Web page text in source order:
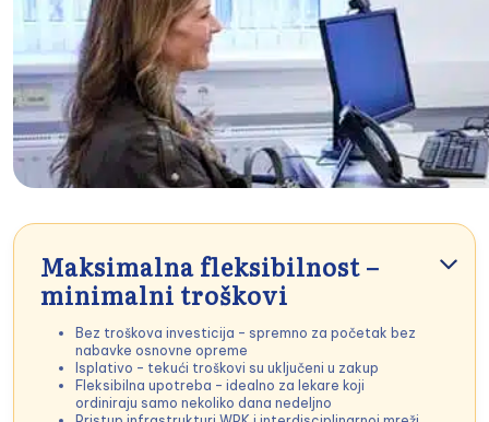
Maksimalna fleksibilnost –
minimalni troškovi
Bez troškova investicija – spremno za početak bez
nabavke osnovne opreme
Isplativo – tekući troškovi su uključeni u zakup
Fleksibilna upotreba – idealno za lekare koji
ordiniraju samo nekoliko dana nedeljno